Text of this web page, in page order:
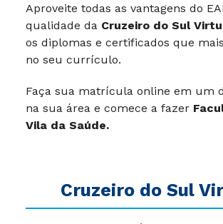
Aproveite todas as vantagens do
qualidade da Cruzeiro do Sul
os diplomas e certificados que
no seu currículo.
Faça sua matrícula online em um
na sua área e comece a fazer
Vila da Saúde.
Cruzeiro do Sul